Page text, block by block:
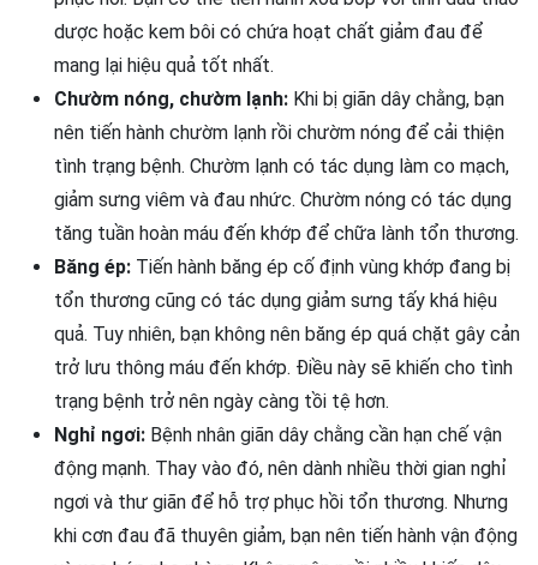
dược hoặc kem bôi có chứa hoạt chất giảm đau để
mang lại hiệu quả tốt nhất.
Chườm nóng, chườm lạnh: Khi bị giãn dây chằng, bạn
nên tiến hành chườm lạnh rồi chườm nóng để cải thiện
tình trạng bệnh. Chườm lạnh có tác dụng làm co mạch,
giảm sưng viêm và đau nhức. Chườm nóng có tác dụng
tăng tuần hoàn máu đến khớp để chữa lành tổn thương.
Băng ép: Tiến hành băng ép cố định vùng khớp đang bị
tổn thương cũng có tác dụng giảm sưng tấy khá hiệu
quả. Tuy nhiên, bạn không nên băng ép quá chặt gây cản
trở lưu thông máu đến khớp. Điều này sẽ khiến cho tình
trạng bệnh trở nên ngày càng tồi tệ hơn.
Nghỉ ngơi: Bệnh nhân giãn dây chằng cần hạn chế vận
động mạnh. Thay vào đó, nên dành nhiều thời gian nghỉ
ngơi và thư giãn để hỗ trợ phục hồi tổn thương. Nhưng
khi cơn đau đã thuyên giảm, bạn nên tiến hành vận động